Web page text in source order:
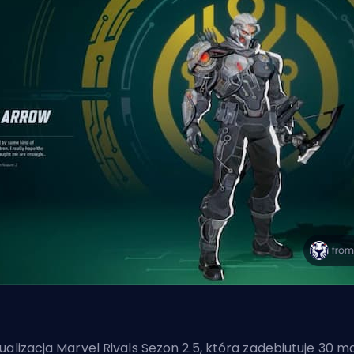
Marvel Rivals Sezon 2.5, która zadebiutuje 30